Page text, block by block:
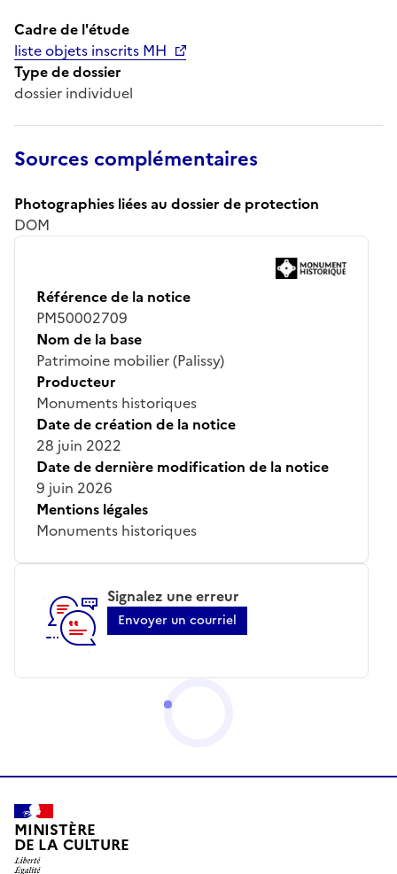
Cadre de l'étude
liste objets inscrits MH
Type de dossier
dossier individuel
Sources complémentaires
Photographies liées au dossier de protection
DOM
Référence de la notice
PM50002709
Nom de la base
Patrimoine mobilier (Palissy)
Producteur
Monuments historiques
Date de création de la notice
28 juin 2022
Date de dernière modification de la notice
9 juin 2026
Mentions légales
Monuments historiques
Signalez une erreur
Envoyer un courriel
MINISTÈRE
DE LA CULTURE